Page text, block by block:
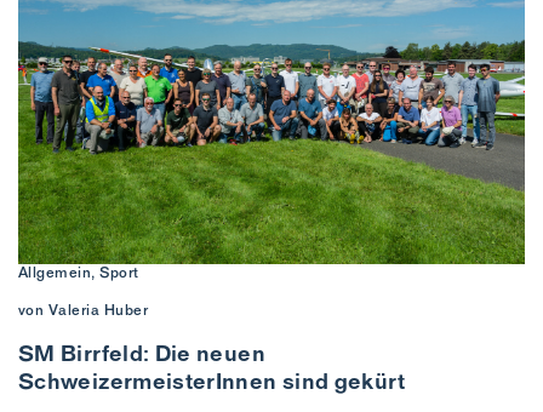
Allgemein, Sport
von Valeria Huber
SM Birrfeld: Die neuen
SchweizermeisterInnen sind gekürt